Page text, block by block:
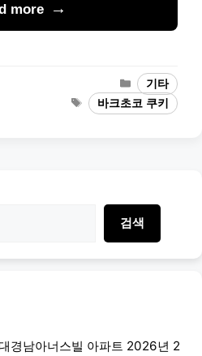
more
Categories
기타
Tags바크초코 쿠키
검색
경남아너스빌 아파트 2026년 2